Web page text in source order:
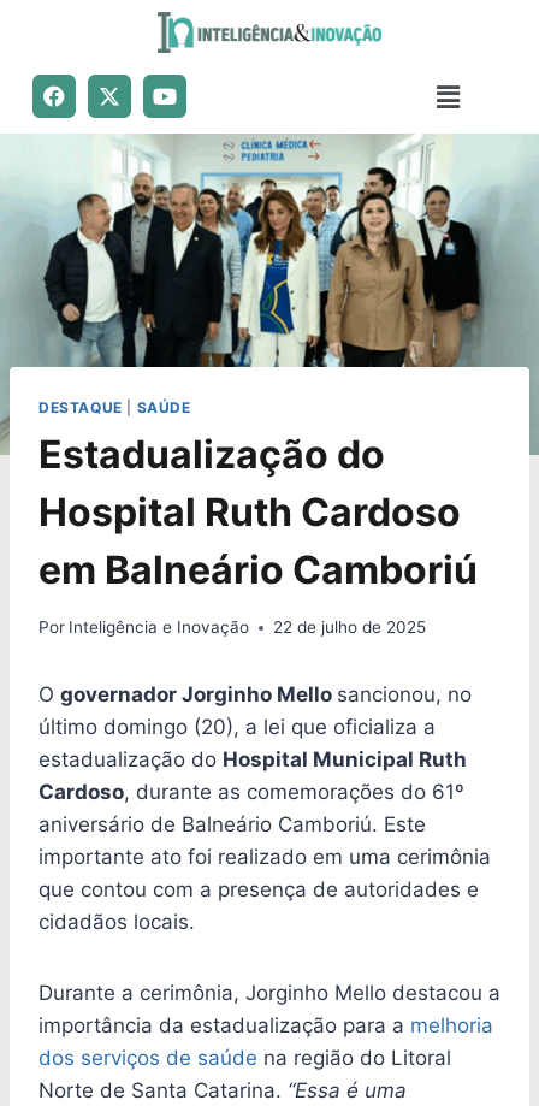
DESTAQUE SAÚDE
Estadualização do
Hospital Ruth Cardoso
em Balneário Camboriú
Por Inteligência e Inovação 22 de julho de 2025
O governador Jorginho Mello sancionou, no
último domingo (20), a lei que oficializa a
estadualização do Hospital Municipal Ruth
Cardoso, durante as comemorações do 61º
aniversário de Balneário Camboriú. Este
importante ato foi realizado em uma cerimônia
que contou com a presença de autoridades e
cidadãos locais.
Durante a cerimônia, Jorginho Mello destacou a
importância da estadualização para a melhoria
dos serviços de saúde na região do Litoral
Norte de Santa Catarina. “Essa é uma